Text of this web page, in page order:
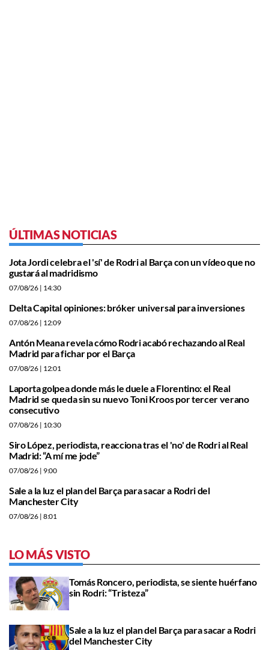
ÚLTIMAS NOTICIAS
Jota Jordi celebra el 'sí' de Rodri al Barça con un vídeo que no
gustará al madridismo
07/08/26 | 14:30
Delta Capital opiniones: bróker universal para inversiones
07/08/26 | 12:09
Antón Meana revela cómo Rodri acabó rechazando al Real
Madrid para fichar por el Barça
07/08/26 | 12:01
Laporta golpea donde más le duele a Florentino: el Real
Madrid se queda sin su nuevo Toni Kroos por tercer verano
consecutivo
07/08/26 | 10:30
Siro López, periodista, reacciona tras el 'no' de Rodri al Real
Madrid: “A mí me jode”
07/08/26 | 9:00
Sale a la luz el plan del Barça para sacar a Rodri del
Manchester City
07/08/26 | 8:01
LO MÁS VISTO
Tomás Roncero, periodista, se siente huérfano
sin Rodri: “Tristeza”
Sale a la luz el plan del Barça para sacar a Rodri
del Manchester City